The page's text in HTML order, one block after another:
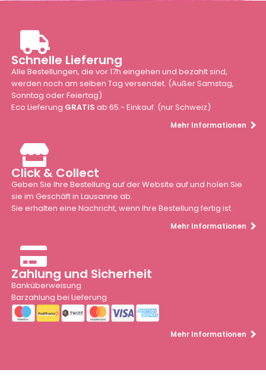
Schnelle Lieferung
Alle Bestellungen, die vor 17h eingehen und bezahlt sind,
werden noch am selben Tag versendet. (Außer Samstag,
Sonntag oder Feiertag)
Eco Lieferung GRATIS ab 65.- Einkauf. (nur Schweiz)
Mehr Informationen
Click & Collect
Geben Sie Ihre Bestellung auf der Website auf und holen Sie
sie im Geschäft in Lausanne ab.
Sie erhalten eine Nachricht, wenn Ihre Bestellung fertig ist.
Mehr Informationen
Zahlung und Sicherheit
Banküberweisung
Barzahlung bei Lieferung
Mehr Informationen